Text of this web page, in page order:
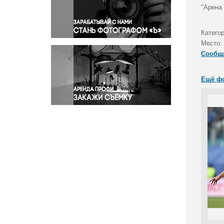
Правосудие
Происшествия и конфликты
Религия
Светская жизнь
Спорт
Экология
Экономика и бизнес
"Арена
Место:
Ещё